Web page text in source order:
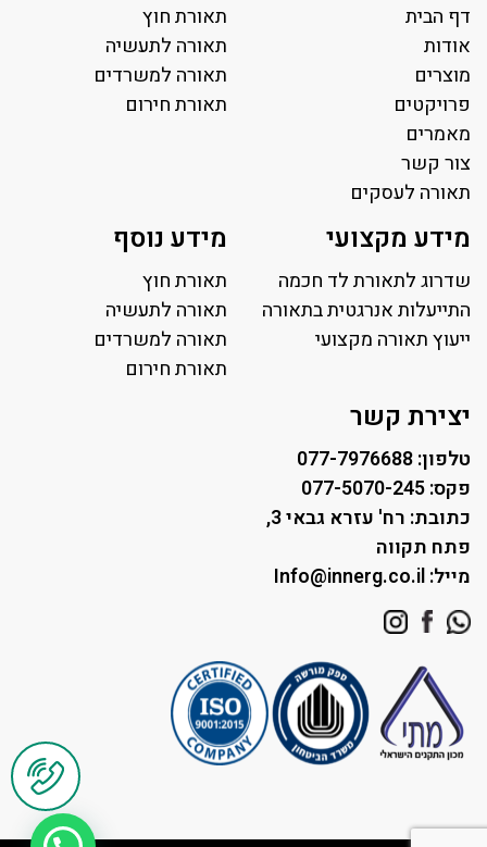
דף הבית
אודות
מוצרים
פרויקטים
מאמרים
צור קשר
תאורה לעסקים
פאנל לד
פרופיל תאורה
תאורה לאולמות ספורט
תאורה למגרשי טניס
תאורת חוץ
תאורה לתעשיה
תאורה למשרדים
תאורת חירום
מידע מקצועי
שדרוג לתאורת לד חכמה
התייעלות אנרגטית בתאורה
ייעוץ תאורה מקצועי
מידע נוסף
תאורת חוץ
תאורה לתעשיה
תאורה למשרדים
תאורת חירום
יצירת קשר
טלפון: 077-7976688
פקס: 077-5070-245
כתובת: רח' עזרא גבאי 3,
פתח תקווה
מייל: Info@innerg.co.il